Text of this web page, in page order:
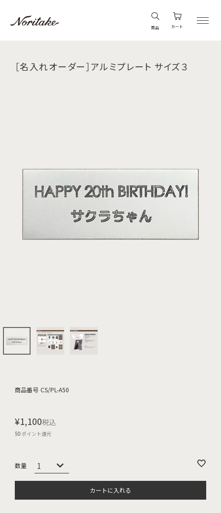
商品 カート
［名入れオーダー］アルミプレート サイズ３
商品番号 CS/PL-A50
¥1,100税込
50ポイント還元
カートに入れる